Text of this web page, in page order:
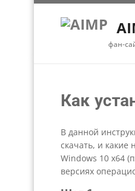
фан-
Как
В данной
скачать, и какие
Windows 10 x64
версиях